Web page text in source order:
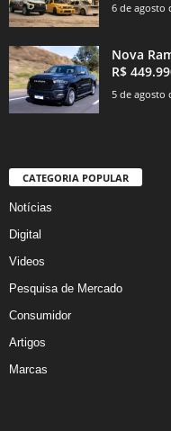
6 de agosto
Nova
R$
5 de agosto
CATEGORIA POPULAR
Notícias
Digital
Videos
Pesquisa de Mercado
Consumidor
Artigos
Marcas